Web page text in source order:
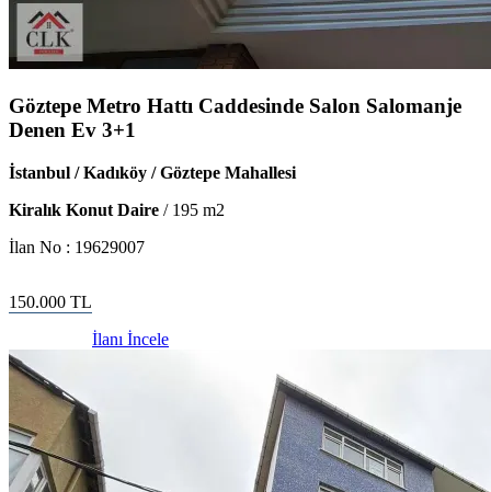
Göztepe Metro Hattı Caddesinde Salon Salomanje
Denen Ev 3+1
İstanbul / Kadıköy / Göztepe Mahallesi
Kiralık Konut Daire / 195 m2
İlan No : 19629007
150.000 TL
İlanı İncele